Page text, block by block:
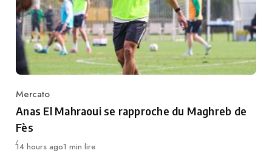
Category
Mercato
Anas El Mahraoui se rapproche du Maghreb de
Fès
Publié
14 hours ago1 min lire